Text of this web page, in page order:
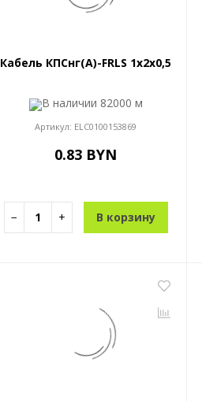
Кабель КПСнг(A)-FRLS 1x2x0,5
В наличии 82000 м
Артикул: ELC0100153869
0.83 BYN
− + В корзину